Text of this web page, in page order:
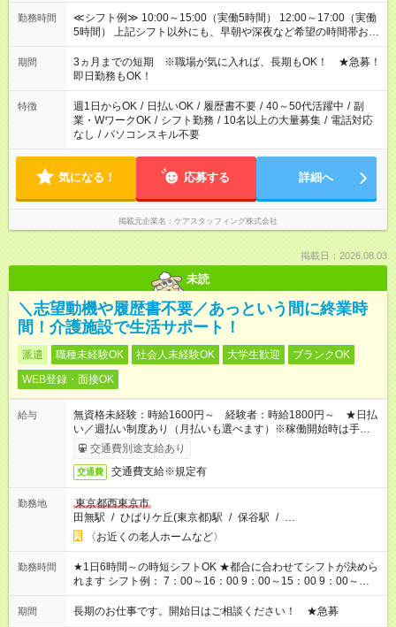
勤務時間
≪シフト例≫ 10:00～15:00（実働5時間） 12:00～17:00（実働
5時間） 上記シフト以外にも、早朝や深夜など希望の時間帯お聞
かせください！ 事前に担当からヒアリングもしますので、ご安
心ください！
期間
3ヵ月までの短期 ※職場が気に入れば、長期もOK！ ★急募！
即日勤務もOK！
特徴 週1日からOK / 日払いOK / 履歴書不要 / 40～50代活躍中 / 副
業・WワークOK / シフト勤務 / 10名以上の大量募集 / 電話対応
なし / パソコンスキル不要
気になる！ 応募する 詳細へ
掲載元企業名 ケアスタッフィング株式会社
掲載日：2026.08.03
未読
＼志望動機や履歴書不要／あっという間に終業時
間！介護施設で生活サポート！
派遣 職種未経験OK 社会人未経験OK 大学生歓迎
ブランクOK
WEB登録・面接OK
給与
無資格未経験：時給1600円～ 経験者：時給1800円～ ★日払
い／週払い制度あり（月払いも選べます）※稼働開始時は手続き
完了次第のお支払いとなります。
交通費別途支給あり
交通費 交通費支給※規定有
勤務地
東京都西東京市
田無駅 / ひばりケ丘(東京都)駅 / 保谷駅 / …
〈お近くの老人ホームなど〉
勤務時間
★1日6時間～の時短シフトOK ★都合に合わせてシフトが決めら
れます シフト例： 7：00～16：00 9：00～15：00 9：00～
18：00 11：00～20：00 など ※Wワークの場合、他のお仕事と
合わせ週40時間超の就業はご案内できません ※法令に基づき、
期間 長期のお仕事です。開始日はご相談ください！ ★急募